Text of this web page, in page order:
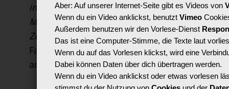
im Zeitalter von KI und Social
Mediaimsoziokulturellen
Zentrum Altenbergein.Der
Fachtag richtet sich in erster Linie
an Fachkräfte der… [Weiter]
vor Ort
öffnen,
ihnen
pation
so…
Aber: Auf unserer Internet-Seite gibt es Videos von
Wenn du ein Video anklickst, benutztVimeo
Außerdem benutzen wir den Vorlese-Dienst
Das ist eine Computer-Stimme, die Texte laut
Wenn du auf das Vorlesen klickst, wird eine
Dabei können Daten über dich übertragen werden.
Wenn du ein Video anklickst oder etwas vorlesen